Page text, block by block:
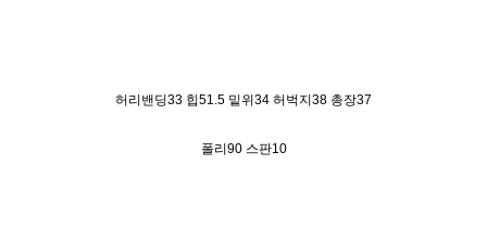
허리밴딩33 힙51.5 밑위34 허벅지38 총장37
폴리90 스판10